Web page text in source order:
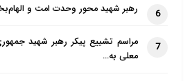
6 رهبر شهید محور وحدت امت و
7
مراسم تشییع پیکر رهبر شهید
معلی به…